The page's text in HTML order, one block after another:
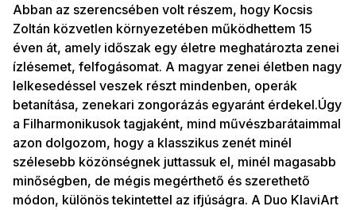
Abban az szerencsében volt részem, hogy Kocsis
Zoltán közvetlen környezetében működhettem 15
éven át, amely időszak egy életre meghatározta zenei
ízlésemet, felfogásomat. A magyar zenei életben nagy
lelkesedéssel veszek részt mindenben, operák
betanítása, zenekari zongorázás egyaránt érdekel.Úgy
a Filharmonikusok tagjaként, mind művészbarátaimmal
azon dolgozom, hogy a klasszikus zenét minél
szélesebb közönségnek juttassuk el, minél magasabb
minőségben, de mégis megérthető és szerethető
módon, különös tekintettel az ifjúságra. A Duo KlaviArt